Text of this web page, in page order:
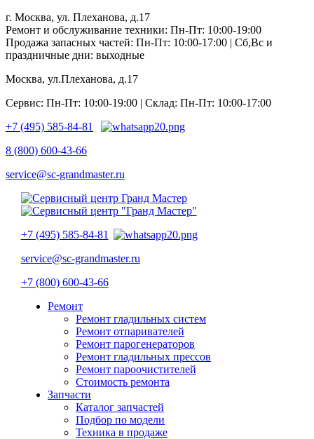
г. Москва, ул. Плеханова, д.17
Ремонт и обслуживание техники: Пн-Пт: 10:00-19:00
Продажа запасных частей: Пн-Пт: 10:00-17:00 | Сб,Вс и
праздничные дни: выходные
Москва, ул.Плеханова, д.17
Сервис: Пн-Пт: 10:00-19:00 | Склад: Пн-Пт: 10:00-17:00
+7 (495) 585-84-81
8 (800) 600-43-66
service@sc-grandmaster.ru
+7 (495) 585-84-81
service@sc-grandmaster.ru
+7 (800) 600-43-66
Ремонт
Ремонт гладильных систем
Ремонт отпаривателей
Ремонт парогенераторов
Ремонт гладильных прессов
Ремонт пароочистителей
Стоимость ремонта
Запчасти
Каталог запчастей
Подбор по модели
Техника в продаже